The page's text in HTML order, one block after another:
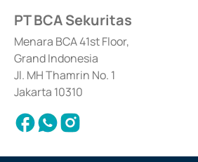
PT BCA Sekuritas
Menara BCA 41st Floor,
Grand Indonesia
Jl. MH Thamrin No. 1
Jakarta 10310